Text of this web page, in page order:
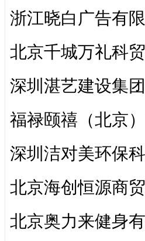
浙江晓白广告有
北京千城万礼科
深圳湛艺建设集
福禄颐禧（北京
深圳洁对美环保
北京海创恒源商
北京奥力来健身